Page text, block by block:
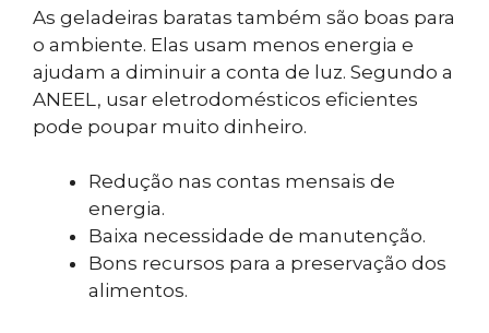
As geladeiras baratas também são boas para
o ambiente. Elas usam menos energia e
ajudam a diminuir a conta de luz. Segundo a
ANEEL, usar eletrodomésticos eficientes
pode poupar muito dinheiro.
Redução nas contas mensais de
energia.
Baixa necessidade de manutenção.
Bons recursos para a preservação dos
alimentos.